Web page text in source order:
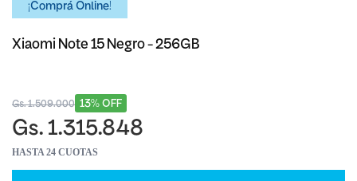
¡Comprá Online!
Xiaomi Note 15 Negro - 256GB
13% OFF
Gs. 1.509.000
Gs. 1.315.848
HASTA 24 CUOTAS